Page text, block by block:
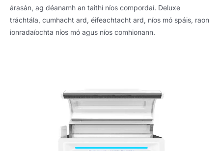
árasán, ag déanamh an taithí níos compordaí. Deluxe
tráchtála, cumhacht ard, éifeachtacht ard, níos mó spáis, raon
ionradaíochta níos mó agus níos comhionann.